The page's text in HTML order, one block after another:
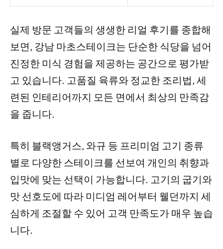
실제 방문 고객들의 생생한 리얼 후기를 종합해
보면, 강남 마초스테이크는 단순한 식당을 넘어
진정한 미식 경험을 제공하는 공간으로 평가받
고 있습니다. 고품질 육류와 정교한 조리법, 세
련된 인테리어까지 모든 면에서 최상의 만족감
을 줍니다.
특히 블랙앵거스, 와규 등 프리미엄 고기 종류
별로 다양한 스테이크를 선보여 개인의 취향과
입맛에 맞는 선택이 가능합니다. 고기의 굽기와
맛 선호도에 따라 미디엄 레어부터 웰던까지 세
심하게 조절할 수 있어 고객 만족도가 매우 높습
니다.